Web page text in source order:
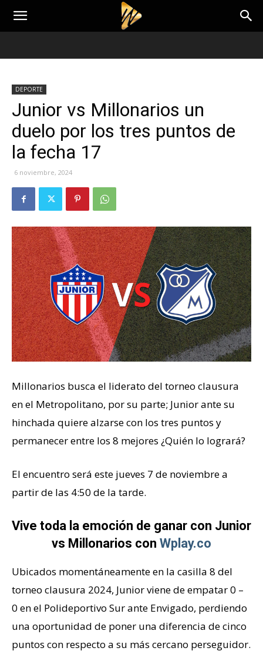
DEPORTE
Junior vs Millonarios un
duelo por los tres puntos de
la fecha 17
6 noviembre, 2024
Millonarios busca el liderato del torneo clausura
en el Metropolitano, por su parte; Junior ante su
hinchada quiere alzarse con los tres puntos y
permanecer entre los 8 mejores ¿Quién lo logrará?
El encuentro será este jueves 7 de noviembre a
partir de las 4:50 de la tarde.
Vive toda la emoción de ganar con Junior
vs Millonarios con Wplay.co
Ubicados momentáneamente en la casilla 8 del
torneo clausura 2024, Junior viene de empatar 0 –
0 en el Polideportivo Sur ante Envigado, perdiendo
una oportunidad de poner una diferencia de cinco
puntos con respecto a su más cercano perseguidor.